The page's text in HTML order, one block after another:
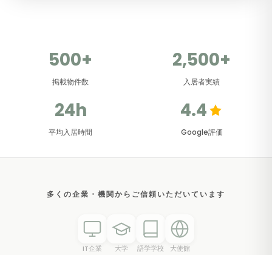
500+
掲載物件数
2,500+
入居者実績
24h
平均入居時間
4.4
Google評価
多くの企業・機関からご信頼いただいています
IT企業 大学 語学学校 大使館